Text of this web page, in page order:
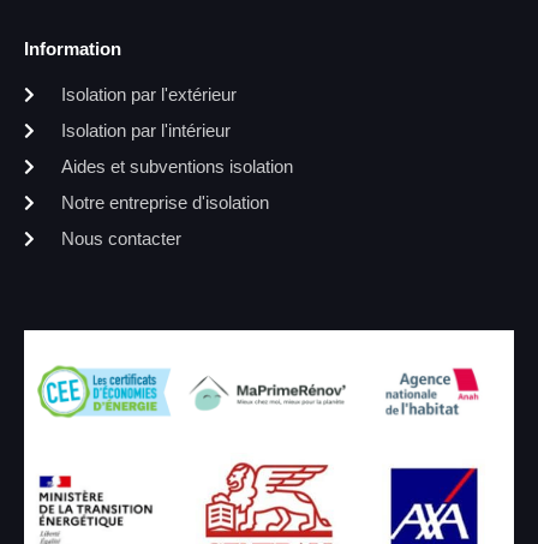
Information
Isolation par l'extérieur
Isolation par l'intérieur
Aides et subventions isolation
Notre entreprise d'isolation
Nous contacter